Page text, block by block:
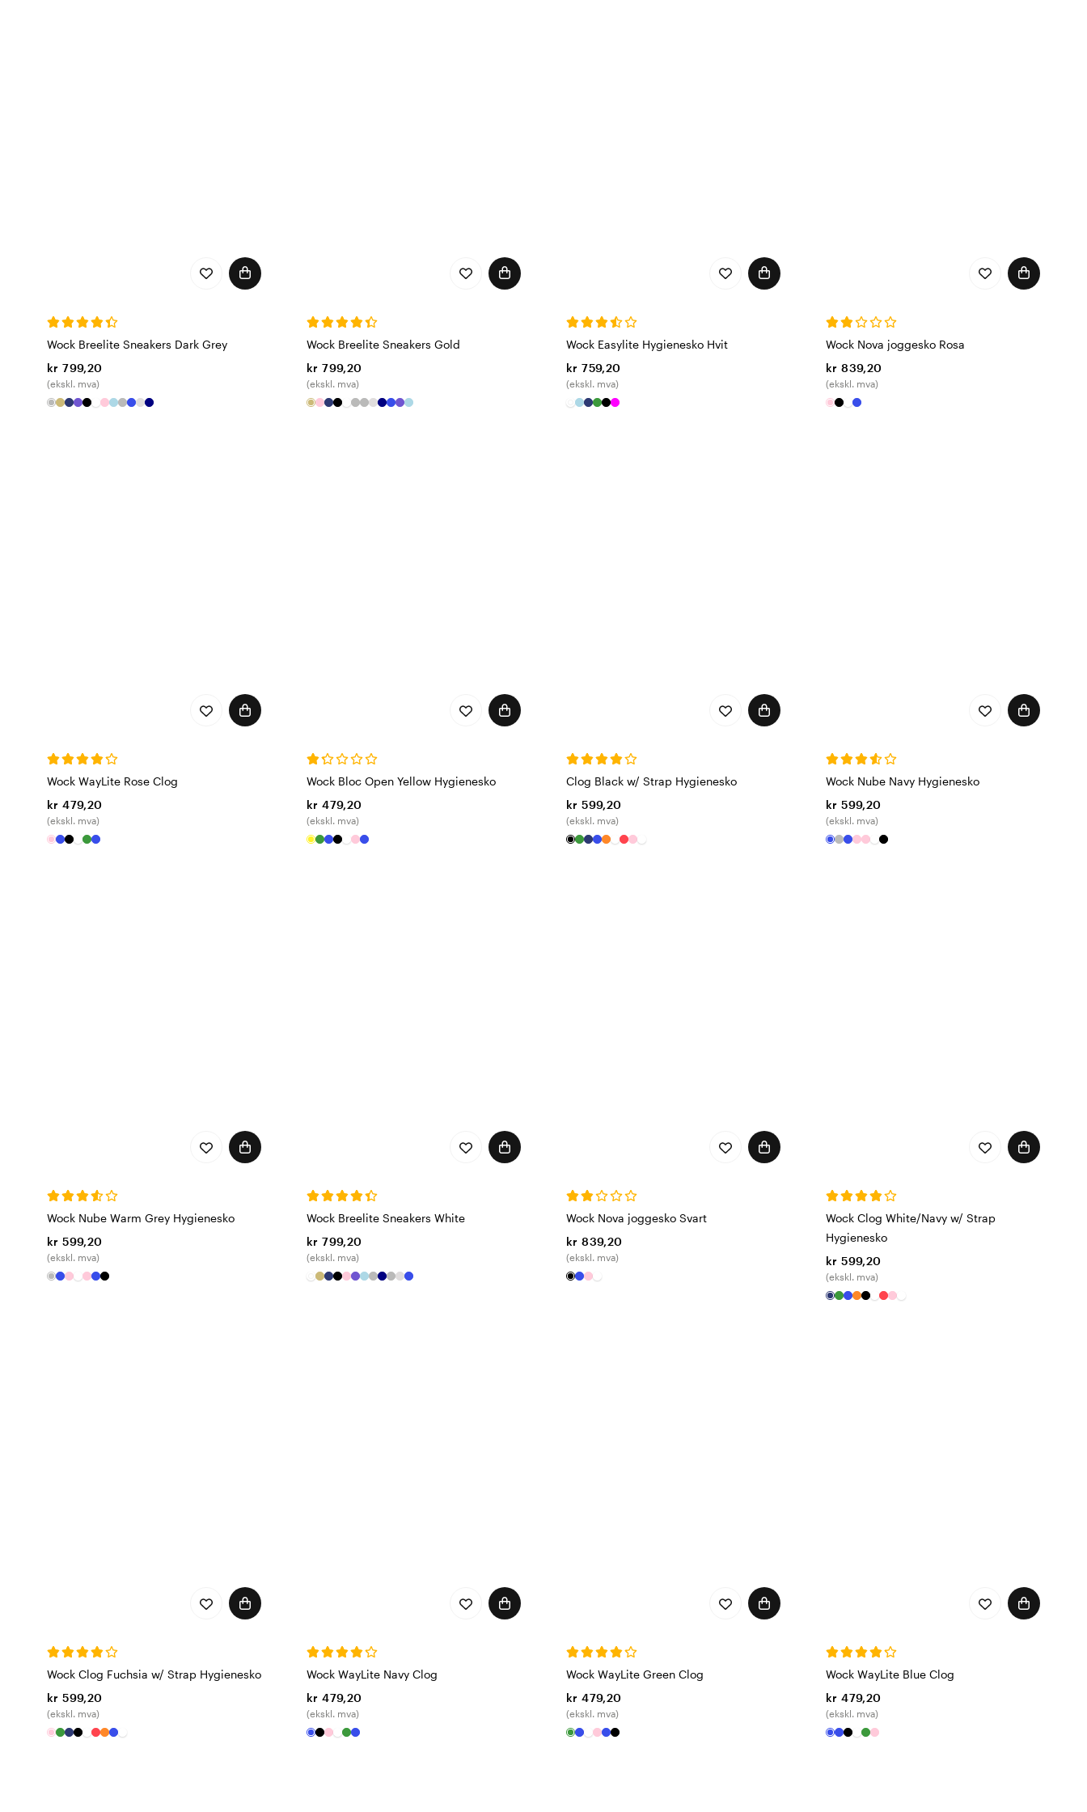
Wock Breelite Sneakers Dark Grey
kr 799,20
(ekskl. mva)
Wock Breelite Sneakers Gold
kr 799,20
(ekskl. mva)
Wock Easylite Hygienesko Hvit
kr 759,20
(ekskl. mva)
Wock Nova joggesko Rosa
kr 839,20
(ekskl. mva)
Wock WayLite Rose Clog
kr 479,20
(ekskl. mva)
Wock Bloc Open Yellow Hygienesko
kr 479,20
(ekskl. mva)
Clog Black w/ Strap Hygienesko
kr 599,20
(ekskl. mva)
Wock Nube Navy Hygienesko
kr 599,20
(ekskl. mva)
Wock Nube Warm Grey Hygienesko
kr 599,20
(ekskl. mva)
Wock Breelite Sneakers White
kr 799,20
(ekskl. mva)
Wock Nova joggesko Svart
kr 839,20
(ekskl. mva)
Wock Clog White/Navy w/ Strap
Hygienesko
kr 599,20
(ekskl. mva)
Wock Clog Fuchsia w/ Strap Hygienesko
kr 599,20
(ekskl. mva)
Wock WayLite Navy Clog
kr 479,20
(ekskl. mva)
Wock WayLite Green Clog
kr 479,20
(ekskl. mva)
Wock WayLite Blue Clog
kr 479,20
(ekskl. mva)